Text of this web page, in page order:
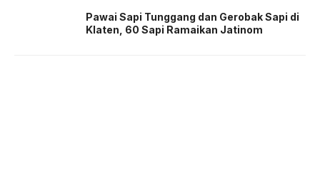
Pawai Sapi Tunggang dan Gerobak Sapi di
Klaten, 60 Sapi Ramaikan Jatinom